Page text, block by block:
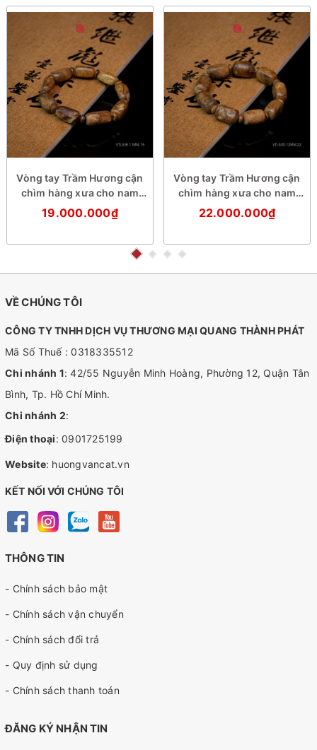
Vòng tay Trầm Hương cận
chìm hàng xưa cho nam
(size cơ bản)
19.000.000₫
Vòng tay Trầm Hương cận
chìm hàng xưa cho nam
(size trung)
22.000.000₫
VỀ CHÚNG TÔI
CÔNG TY TNHH DỊCH VỤ THƯƠNG MẠI QUANG THÀNH PHÁT
Mã Số Thuế : 0318335512
Chi nhánh 1: 42/55 Nguyễn Minh Hoàng, Phường 12, Quận Tân
Bình, Tp. Hồ Chí Minh.
Chi nhánh 2:
Điện thoại: 0901725199
Website: huongvancat.vn
KẾT NỐI VỚI CHÚNG TÔI
THÔNG TIN
- Chính sách bảo mật
- Chính sách vận chuyển
- Chính sách đổi trả
- Quy định sử dụng
- Chính sách thanh toán
ĐĂNG KÝ NHẬN TIN